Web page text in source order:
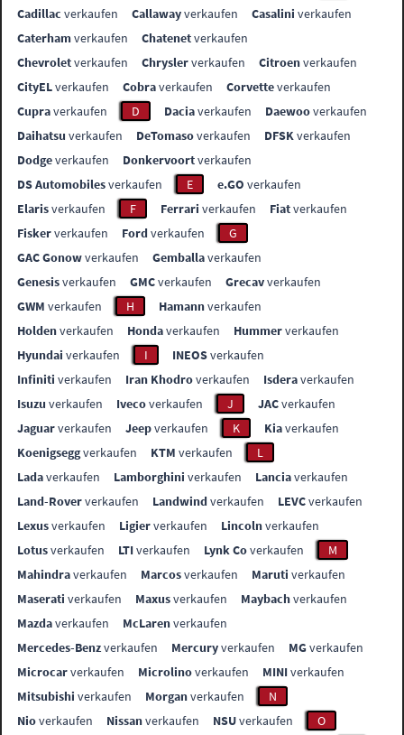
Cadillac verkaufen Callawayverkaufen Casalini verkaufen
Caterhamverkaufen Chatenetverkaufen
Chevroletverkaufen Chryslerverkaufen Citroenverkaufen
CityELverkaufen Cobraverkaufen Corvetteverkaufen
Cupraverkaufen D Daciaverkaufen Daewooverkaufen
Daihatsu verkaufen DeTomasoverkaufen DFSKverkaufen
Dodgeverkaufen Donkervoortverkaufen
DS Automobilesverkaufen E e.GO verkaufen
Elarisverkaufen F Ferrari verkaufen Fiatverkaufen
Fiskerverkaufen Fordverkaufen
G
GAC Gonowverkaufen Gemballaverkaufen
Genesisverkaufen GMCverkaufen Grecavverkaufen
GWM verkaufen H Hamannverkaufen
Holdenverkaufen Hondaverkaufen Hummerverkaufen
Hyundai verkaufen I INEOSverkaufen
Infiniti verkaufen Iran Khodroverkaufen Isderaverkaufen
Isuzu verkaufen Ivecoverkaufen J JACverkaufen
Jaguarverkaufen Jeepverkaufen K Kiaverkaufen
Koenigseggverkaufen KTM verkaufen
L
Ladaverkaufen Lamborghini verkaufen Lanciaverkaufen
Land-Roververkaufen Landwindverkaufen LEVCverkaufen
Lexusverkaufen Ligierverkaufen Lincolnverkaufen
Lotusverkaufen LTIverkaufen Lynk Coverkaufen
M
Mahindraverkaufen Marcosverkaufen Maruti verkaufen
Maserati verkaufen Maxusverkaufen Maybachverkaufen
Mazdaverkaufen McLarenverkaufen
Mercedes-Benzverkaufen Mercuryverkaufen MGverkaufen
Microcarverkaufen Microlinoverkaufen MINIverkaufen
Mitsubishi verkaufen Morganverkaufen
N
Nioverkaufen Nissanverkaufen NSUverkaufen
O